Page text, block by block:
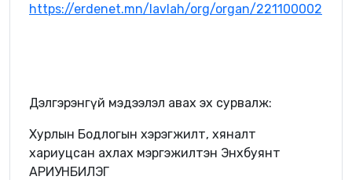
https://erdenet.mn/lavlah/org/organ/221100002
Дэлгэрэнгүй мэдээлэл авах эх сурвалж:
Хурлын Бодлогын хэрэгжилт, хяналт
хариуцсан ахлах мэргэжилтэн Энхбуянт
АРИУНБИЛЭГ